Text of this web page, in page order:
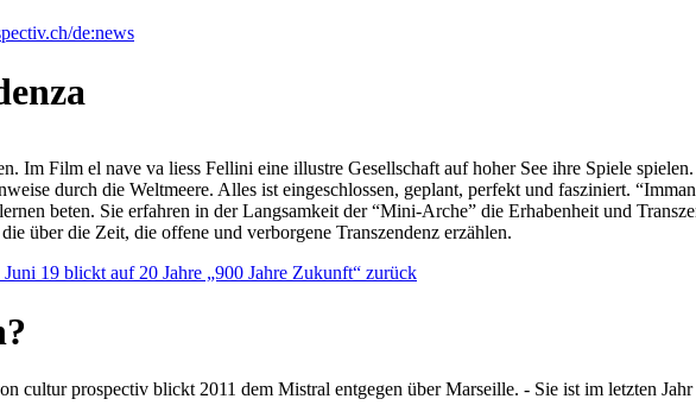
de:news
Im Film el nave va liess Fellini eine illustre Gesellschaft auf hoher See ihre Spiele
durch die Weltmeere. Alles ist eingeschlossen, geplant, perfekt und fasziniert.
beten. Sie erfahren in der Langsamkeit der “Mini-Arche” die Erhabenheit und
über die Zeit, die offene und verborgene Transzendenz erzählen.
19 blickt auf 20 Jahre „900 Jahre Zukunft“ zurück
cultur prospectiv blickt 2011 dem Mistral entgegen über Marseille. - Sie ist im letzten